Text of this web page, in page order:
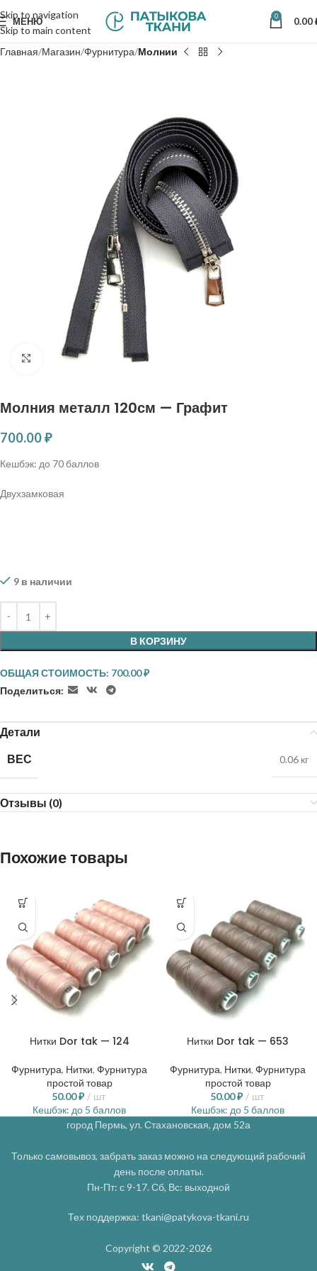
Skip to navigation
Skip to main content
МЕНЮ 0 0.00
Главная Магазин Фурнитура Молнии
Нажмите, чтобы увеличить
Молния металл 120см — Графит
700.00₽
Кешбэк: до 70 баллов
Двухзамковая
9 в наличии
В КОРЗИНУ
ОБЩАЯ СТОИМОСТЬ: 700.00₽
Поделиться:
Детали
ВЕС
0.06 кг
Отзывы (0)
Похожие товары
Нитки Dor tak — 124
Фурнитура, Нитки, Фурнитура
простой товар
50.00₽
шт
Кешбэк: до 5 баллов
Нитки Dor tak — 653
Фурнитура, Нитки, Фурнитура
простой товар
50.00₽
шт
Кешбэк: до 5 баллов
город Пермь, ул. Стахановская, дом 52а
Только самовывоз, забрать заказ можно на следующий рабочий
день после оплаты.
Пн-Пт: с 9-17. Сб, Вс: выходной
Тех поддержка: tkani@patykova-tkani.ru
Copyright © 2022-2026